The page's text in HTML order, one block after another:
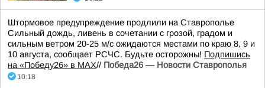
Штормовое предупреждение продлили на Ставрополье
Сильный дождь, ливень в сочетании с грозой, градом и
сильным ветром 20-25 м/с ожидаются местами по краю 8, 9 и
10 августа, сообщает РСЧС. Будьте осторожны! Подпишись
на «Победу26» в MAX// Победа26 — Новости Ставрополья
10:18